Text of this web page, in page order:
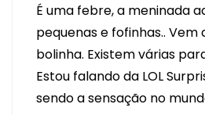
É uma febre, a meninada
pequenas e fofinhas..
bolinha. Existem várias
Estou falando da LOL
sendo a sensação no